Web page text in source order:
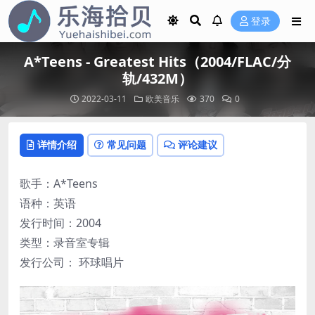
登录
A*Teens - Greatest Hits（2004/FLAC/分
轨/432M）
2022-03-11 欧美音乐 370 0
详情介绍 常见问题 评论建议
歌手：A*Teens
语种：英语
发行时间：2004
类型：录音室专辑
发行公司： 环球唱片